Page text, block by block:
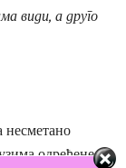
види, а друго
несметано
одређене